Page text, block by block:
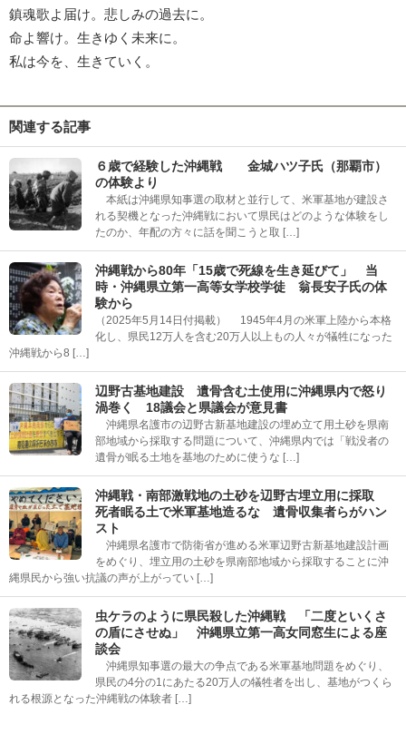
鎮魂歌よ届け。悲しみの過去に。
命よ響け。生きゆく未来に。
私は今を、生きていく。
関連する記事
６歳で経験した沖縄戦 金城ハツ子氏（那覇市）
の体験より
本紙は沖縄県知事選の取材と並行して、米軍基地が建設さ
れる契機となった沖縄戦において県民はどのような体験をし
たのか、年配の方々に話を聞こうと取 […]
沖縄戦から80年「15歳で死線を生き延びて」 当
時・沖縄県立第一高等女学校学徒 翁長安子氏の体
験から
（2025年5月14日付掲載） 1945年4月の米軍上陸から本格
化し、県民12万人を含む20万人以上もの人々が犠牲になった
沖縄戦から8 […]
辺野古基地建設 遺骨含む土使用に沖縄県内で怒り
渦巻く 18議会と県議会が意見書
沖縄県名護市の辺野古新基地建設の埋め立て用土砂を県南
部地域から採取する問題について、沖縄県内では「戦没者の
遺骨が眠る土地を基地のために使うな […]
沖縄戦・南部激戦地の土砂を辺野古埋立用に採取
死者眠る土で米軍基地造るな 遺骨収集者らがハン
スト
沖縄県名護市で防衛省が進める米軍辺野古新基地建設計画
をめぐり、埋立用の土砂を県南部地域から採取することに沖
縄県民から強い抗議の声が上がってい […]
虫ケラのように県民殺した沖縄戦 「二度といくさ
の盾にさせぬ」 沖縄県立第一高女同窓生による座
談会
沖縄県知事選の最大の争点である米軍基地問題をめぐり、
県民の4分の1にあたる20万人の犠牲者を出し、基地がつくら
れる根源となった沖縄戦の体験者 […]